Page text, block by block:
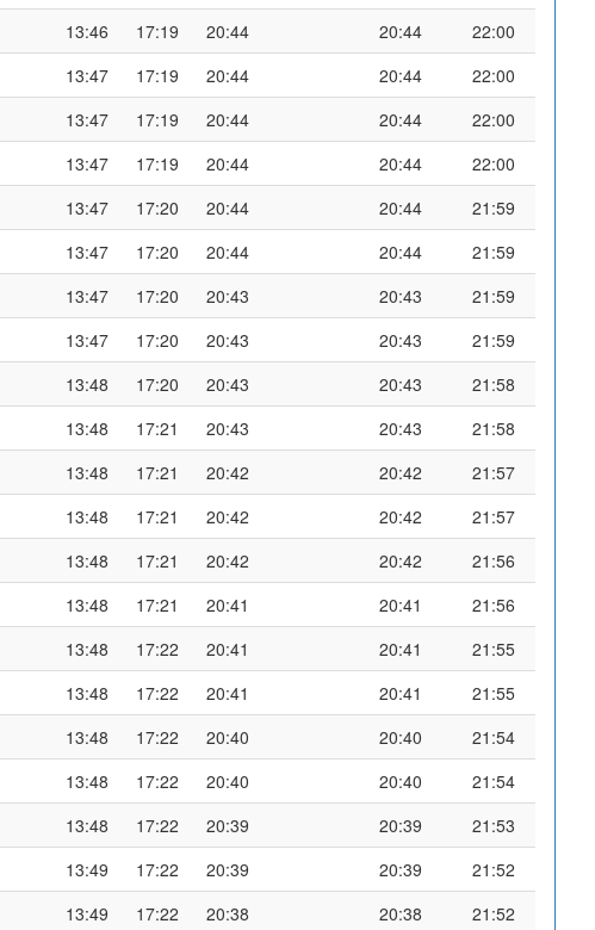
13:46 17:19 20:44 20:44
22:00
13:47 17:19 20:44 20:44
22:00
13:47 17:19 20:44 20:44
22:00
13:47 17:19 20:44 20:44
22:00
13:47 17:20 20:44 20:44
21:59
13:47 17:20 20:44 20:44
21:59
13:47 17:20 20:43 20:43
21:59
13:47 17:20 20:43 20:43
21:59
13:48 17:20 20:43 20:43
21:58
13:48 17:21 20:43 20:43
21:58
13:48 17:21 20:42 20:42
21:57
13:48 17:21 20:42 20:42
21:57
13:48 17:21 20:42 20:42
21:56
13:48 17:21 20:41 20:41
21:56
13:48 17:22 20:41 20:41
21:55
13:48 17:22 20:41 20:41
21:55
13:48 17:22 20:40 20:40
21:54
13:48 17:22 20:40 20:40
21:54
13:48 17:22 20:39 20:39
21:53
13:49 17:22 20:39 20:39
21:52
13:49 17:22 20:38 20:38
21:52